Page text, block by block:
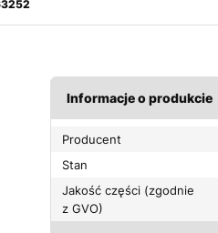
Informacje o produkcie
Producent
Stan
Jakość części (zgodnie
z GVO)